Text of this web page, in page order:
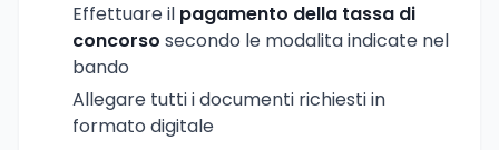
Effettuare il pagamento della tassa di
concorso secondo le modalita indicate nel
bando
Allegare tutti i documenti richiesti in
formato digitale